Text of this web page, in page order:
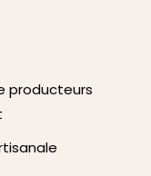
producteurs